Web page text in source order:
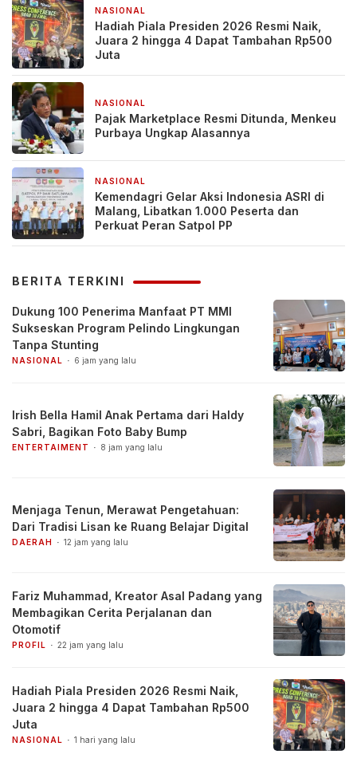
NASIONAL
Hadiah Piala Presiden 2026 Resmi Naik,
Juara 2 hingga 4 Dapat Tambahan Rp500
Juta
NASIONAL
Pajak Marketplace Resmi Ditunda, Menkeu
Purbaya Ungkap Alasannya
NASIONAL
Kemendagri Gelar Aksi Indonesia ASRI di
Malang, Libatkan 1.000 Peserta dan
Perkuat Peran Satpol PP
BERITA TERKINI
Dukung 100 Penerima Manfaat PT MMI
Sukseskan Program Pelindo Lingkungan
Tanpa Stunting
NASIONAL 6 jam yang lalu
Irish Bella Hamil Anak Pertama dari Haldy
Sabri, Bagikan Foto Baby Bump
ENTERTAIMENT 8 jam yang lalu
Menjaga Tenun, Merawat Pengetahuan:
Dari Tradisi Lisan ke Ruang Belajar Digital
DAERAH 12 jam yang lalu
Fariz Muhammad, Kreator Asal Padang yang
Membagikan Cerita Perjalanan dan
Otomotif
PROFIL 22 jam yang lalu
Hadiah Piala Presiden 2026 Resmi Naik,
Juara 2 hingga 4 Dapat Tambahan Rp500
Juta
NASIONAL 1 hari yang lalu